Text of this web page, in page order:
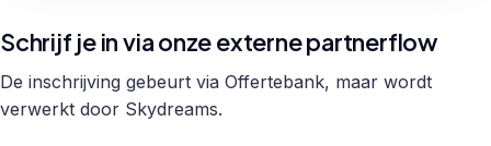
Schrijf je in via onze externe partnerflow
De inschrijving gebeurt via Offertebank, maar wordt
verwerkt door Skydreams.